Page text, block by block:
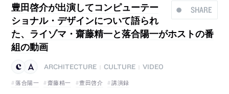
SHARE
豊田啓介が出演してコンピューテー
ショナル・デザインについて語られ
た、ライゾマ・齋藤精一と落合陽一がホストの番
組の動画
ARCHITECTURE CULTURE
VIDEO
落合陽一
齋藤精一 豊田啓介 講演録